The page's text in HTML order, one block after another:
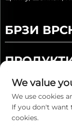
БРЗИ
Ауторско
We value
We use cookies
If you don't want
cookies.